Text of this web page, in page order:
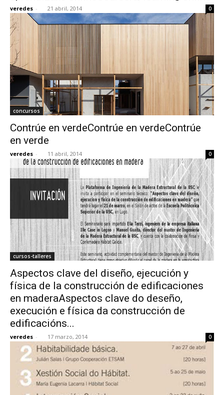
veredes - 21 abril, 2014 0
concursos
Contrúe en verdeContrúe en verdeContrúe
en verde
veredes - 11 abril, 2014 0
cursos-talleres
Aspectos clave del diseño, ejecución y
física de la construcción de edificaciones
en maderaAspectos clave do deseño,
execución e física da construcción de
edificacións...
veredes - 17 marzo, 2014 0